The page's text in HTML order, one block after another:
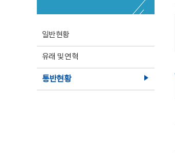
일반현황
유래 및 연혁
통반현황